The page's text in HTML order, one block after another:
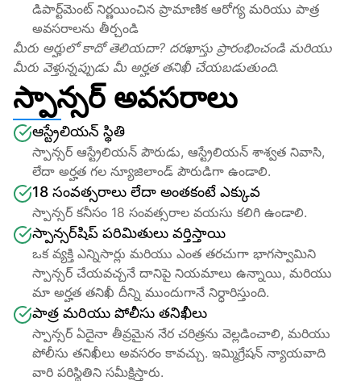
డిపార్ట్‌మెంట్ నిర్ణయించిన ప్రామాణిక ఆరోగ్య మరియు పాత్ర
అవసరాలను తీర్చండి
మీరు అర్హులో కాదో తెలియదా? దరఖాస్తు ప్రారంభించండి మరియు
మీరు వెళ్తున్నప్పుడు మీ అర్హత తనిఖీ చేయబడుతుంది.
స్పాన్సర్ అవసరాలు
ఆస్ట్రేలియన్ స్థితి
స్పాన్సర్ ఆస్ట్రేలియన్ పౌరుడు, ఆస్ట్రేలియన్ శాశ్వత నివాసి,
లేదా అర్హత గల న్యూజిలాండ్ పౌరుడిగా ఉండాలి.
18 సంవత్సరాలు లేదా అంతకంటే ఎక్కువ
స్పాన్సర్ కనీసం 18 సంవత్సరాల వయసు కలిగి ఉండాలి.
స్పాన్సర్‌షిప్ పరిమితులు వర్తిస్తాయి
ఒక వ్యక్తి ఎన్నిసార్లు మరియు ఎంత తరచుగా భాగస్వామిని
స్పాన్సర్ చేయవచ్చనే దానిపై నియమాలు ఉన్నాయి, మరియు
మా అర్హత తనిఖీ దీన్ని ముందుగానే నిర్ధారిస్తుంది.
పాత్ర మరియు పోలీసు తనిఖీలు
స్పాన్సర్ ఏదైనా తీవ్రమైన నేర చరిత్రను వెల్లడించాలి, మరియు
పోలీసు తనిఖీలు అవసరం కావచ్చు. ఇమ్మిగ్రేషన్ న్యాయవాది
వారి పరిస్థితిని సమీక్షిస్తారు.